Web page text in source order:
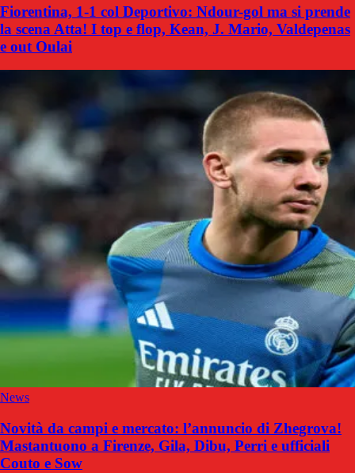
Fiorentina, 1-1 col Deportivo: Ndour-gol ma si prende
la scena Atta! I top e flop, Kean, J. Mario, Valdepenas
e out Oulai
News
Novità da campi e mercato: l’annuncio di Zhegrova!
Mastantuono a Firenze, Gila, Dibu, Perri e ufficiali
Couto e Sow